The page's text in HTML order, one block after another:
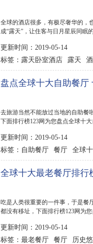
全球的酒店很多，有极尽奢华的，
成“露天”，让住客与日月星辰同眠
更新时间：2019-05-14
标签： 露天卧室酒店 露天
酒店
盘点全球十大自助餐厅
去旅游当然不能放过当地的自助餐
下面排行榜123网为您盘点全球十
更新时间：2019-05-14
标签： 自助餐厅 餐厅 全球
全球十大最老餐厅排行
吃是人类很重要的一件事，于是餐
都没有移址，下面排行榜123网为
更新时间：2019-05-14
标签： 最老餐厅 餐厅 历史